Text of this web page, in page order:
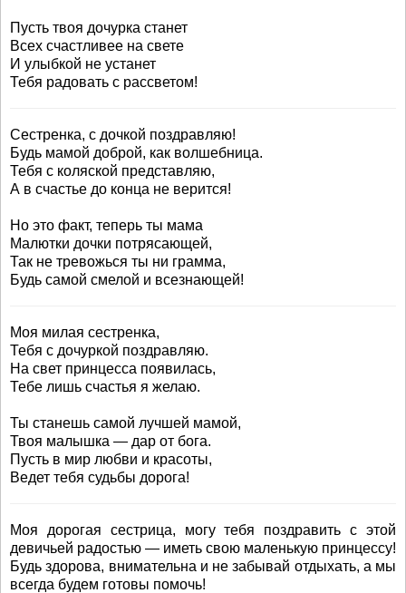
Пусть твоя дочурка станет
Всех счастливее на свете
И улыбкой не устанет
Тебя радовать с рассветом!
Сестренка, с дочкой поздравляю!
Будь мамой доброй, как волшебница.
Тебя с коляской представляю,
А в счастье до конца не верится!
Но это факт, теперь ты мама
Малютки дочки потрясающей,
Так не тревожься ты ни грамма,
Будь самой смелой и всезнающей!
Моя милая сестренка,
Тебя с дочуркой поздравляю.
На свет принцесса появилась,
Тебе лишь счастья я желаю.
Ты станешь самой лучшей мамой,
Твоя малышка — дар от бога.
Пусть в мир любви и красоты,
Ведет тебя судьбы дорога!
Моя дорогая сестрица, могу тебя поздравить с этой
девичьей радостью — иметь свою маленькую принцессу!
Будь здорова, внимательна и не забывай отдыхать, а мы
всегда будем готовы помочь!